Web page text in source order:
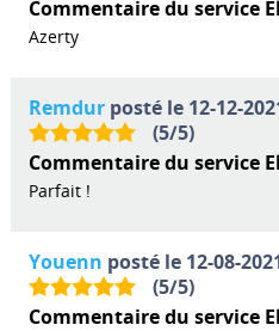
Commentaire du service
Azerty
Remdurposté le 12-12-
(5/5)
Commentaire du service
Parfait !
Youenn posté le 12-08-
(5/5)
Commentaire du service